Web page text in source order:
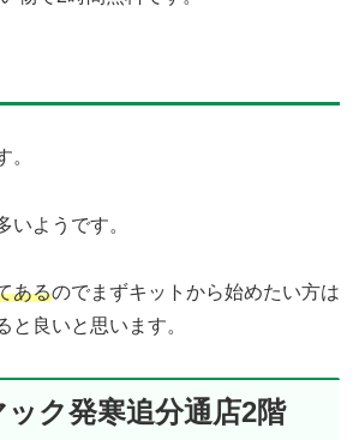
。
いようです。
あるのでまずキットから始めたい方は
と良いと思います。
ク発寒追分通店2階